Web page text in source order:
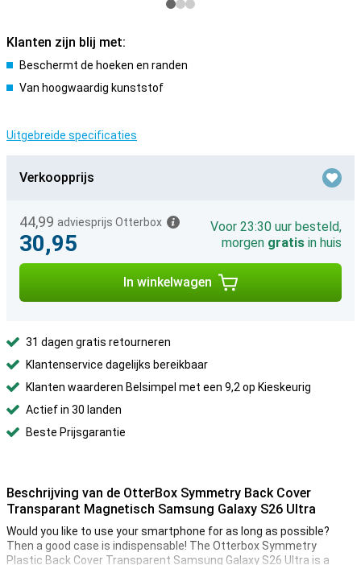
Klanten zijn blij met:
Beschermt de hoeken en randen
Van hoogwaardig kunststof
Uitgebreide specificaties
Verkoopprijs
44,99 adviesprijs Otterbox
30,95
Voor 23:30 uur besteld,
morgen gratis in huis
In winkelwagen
31 dagen gratis retourneren
Klantenservice dagelijks bereikbaar
Klanten waarderen Belsimpel met een 9,2 op Kieskeurig
Actief in 30 landen
Beste Prijsgarantie
Beschrijving van de OtterBox Symmetry Back Cover
Transparant Magnetisch Samsung Galaxy S26 Ultra
Would you like to use your smartphone for as long as possible?
Then a good case is indispensable! The Otterbox Symmetry
Plastic Back Cover Transparent Samsung Galaxy S26 Ultra is a